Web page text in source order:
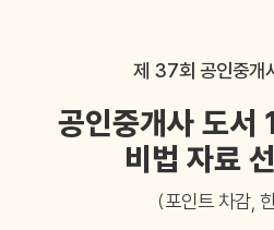
제 37회 공인중개
공인중개사 도서
비법 자료
(포인트 차감,